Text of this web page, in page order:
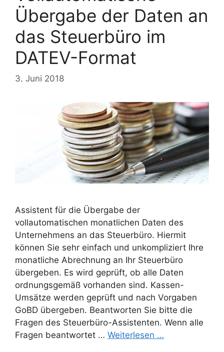
Übergabe der Daten an
das Steuerbüro im
DATEV-Format
3. Juni 2018
Assistent für die Übergabe der
vollautomatischen monatlichen Daten des
Unternehmens an das Steuerbüro. Hiermit
können Sie sehr einfach und unkompliziert Ihre
monatliche Abrechnung an Ihr Steuerbüro
übergeben. Es wird geprüft, ob alle Daten
ordnungsgemäß vorhanden sind. Kassen-
Umsätze werden geprüft und nach Vorgaben
GoBD übergeben. Beantworten Sie bitte die
Fragen des Steuerbüro-Assistenten. Wenn alle
Fragen beantwortet … Weiterlesen …